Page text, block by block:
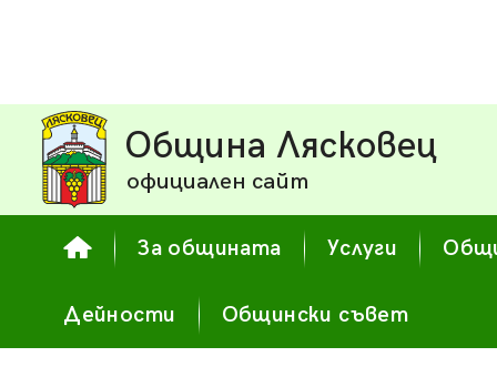
Община Лясковец
официален сайт
За общината Услуги
Дейности Общински съвет